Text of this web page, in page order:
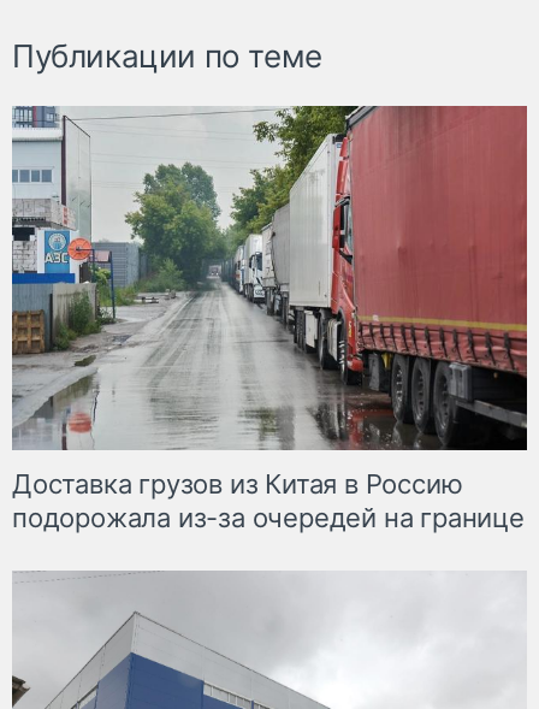
Публикации по теме
Доставка грузов из Китая в Россию
подорожала из-за очередей на границе